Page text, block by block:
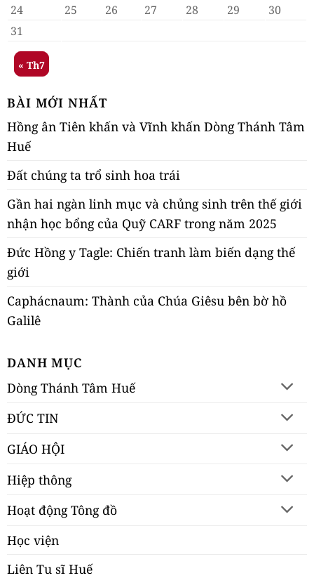
24
25 26 27 28 29
30
31
« Th7
BÀI MỚI NHẤT
Hồng ân Tiên khấn và Vĩnh khấn Dòng Thánh Tâm
Huế
Đất chúng ta trổ sinh hoa trái
Gần hai ngàn linh mục và chủng sinh trên thế giới
nhận học bổng của Quỹ CARF trong năm 2025
Đức Hồng y Tagle: Chiến tranh làm biến dạng thế
giới
Caphácnaum: Thành của Chúa Giêsu bên bờ hồ
Galilê
DANH MỤC
Dòng Thánh Tâm Huế
ĐỨC TIN
GIÁO HỘI
Hiệp thông
Hoạt động Tông đồ
Học viện
Liên Tu sĩ Huế